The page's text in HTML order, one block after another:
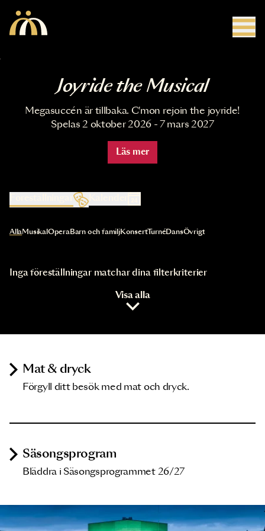
Joyride the Musical
Megasuccén är tillbaka. C'mon rejoin the joyride!
Spelas 2 oktober 2026 - 7 mars 2027
Läs mer
Kalender
Val av kategori uppdaterar innehållet automatiskt
AllaMusikal OperaBarn och familjKonsertTurnéDansÖvrigt
Inga föreställningar matchar dina filterkriterier
Visa alla
Mat & dryck
Förgyll ditt besök med mat och dryck.
Säsongsprogram
Bläddra i Säsongsprogrammet 26/27